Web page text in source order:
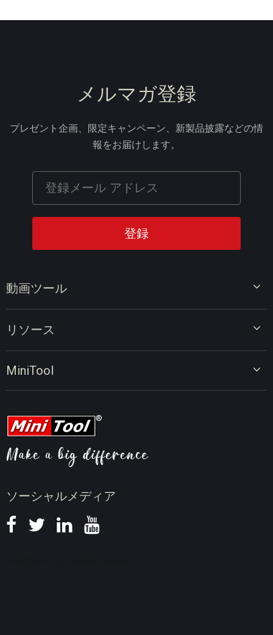
ソーシャルメディア
動画ツール
ビデオコンバーター
リソース
動画圧縮のヒント
ニュース
MiniTool
メルマガ登録
プレゼント企画、限定キャンペーン、新製品披露などの情
報をお届けします。